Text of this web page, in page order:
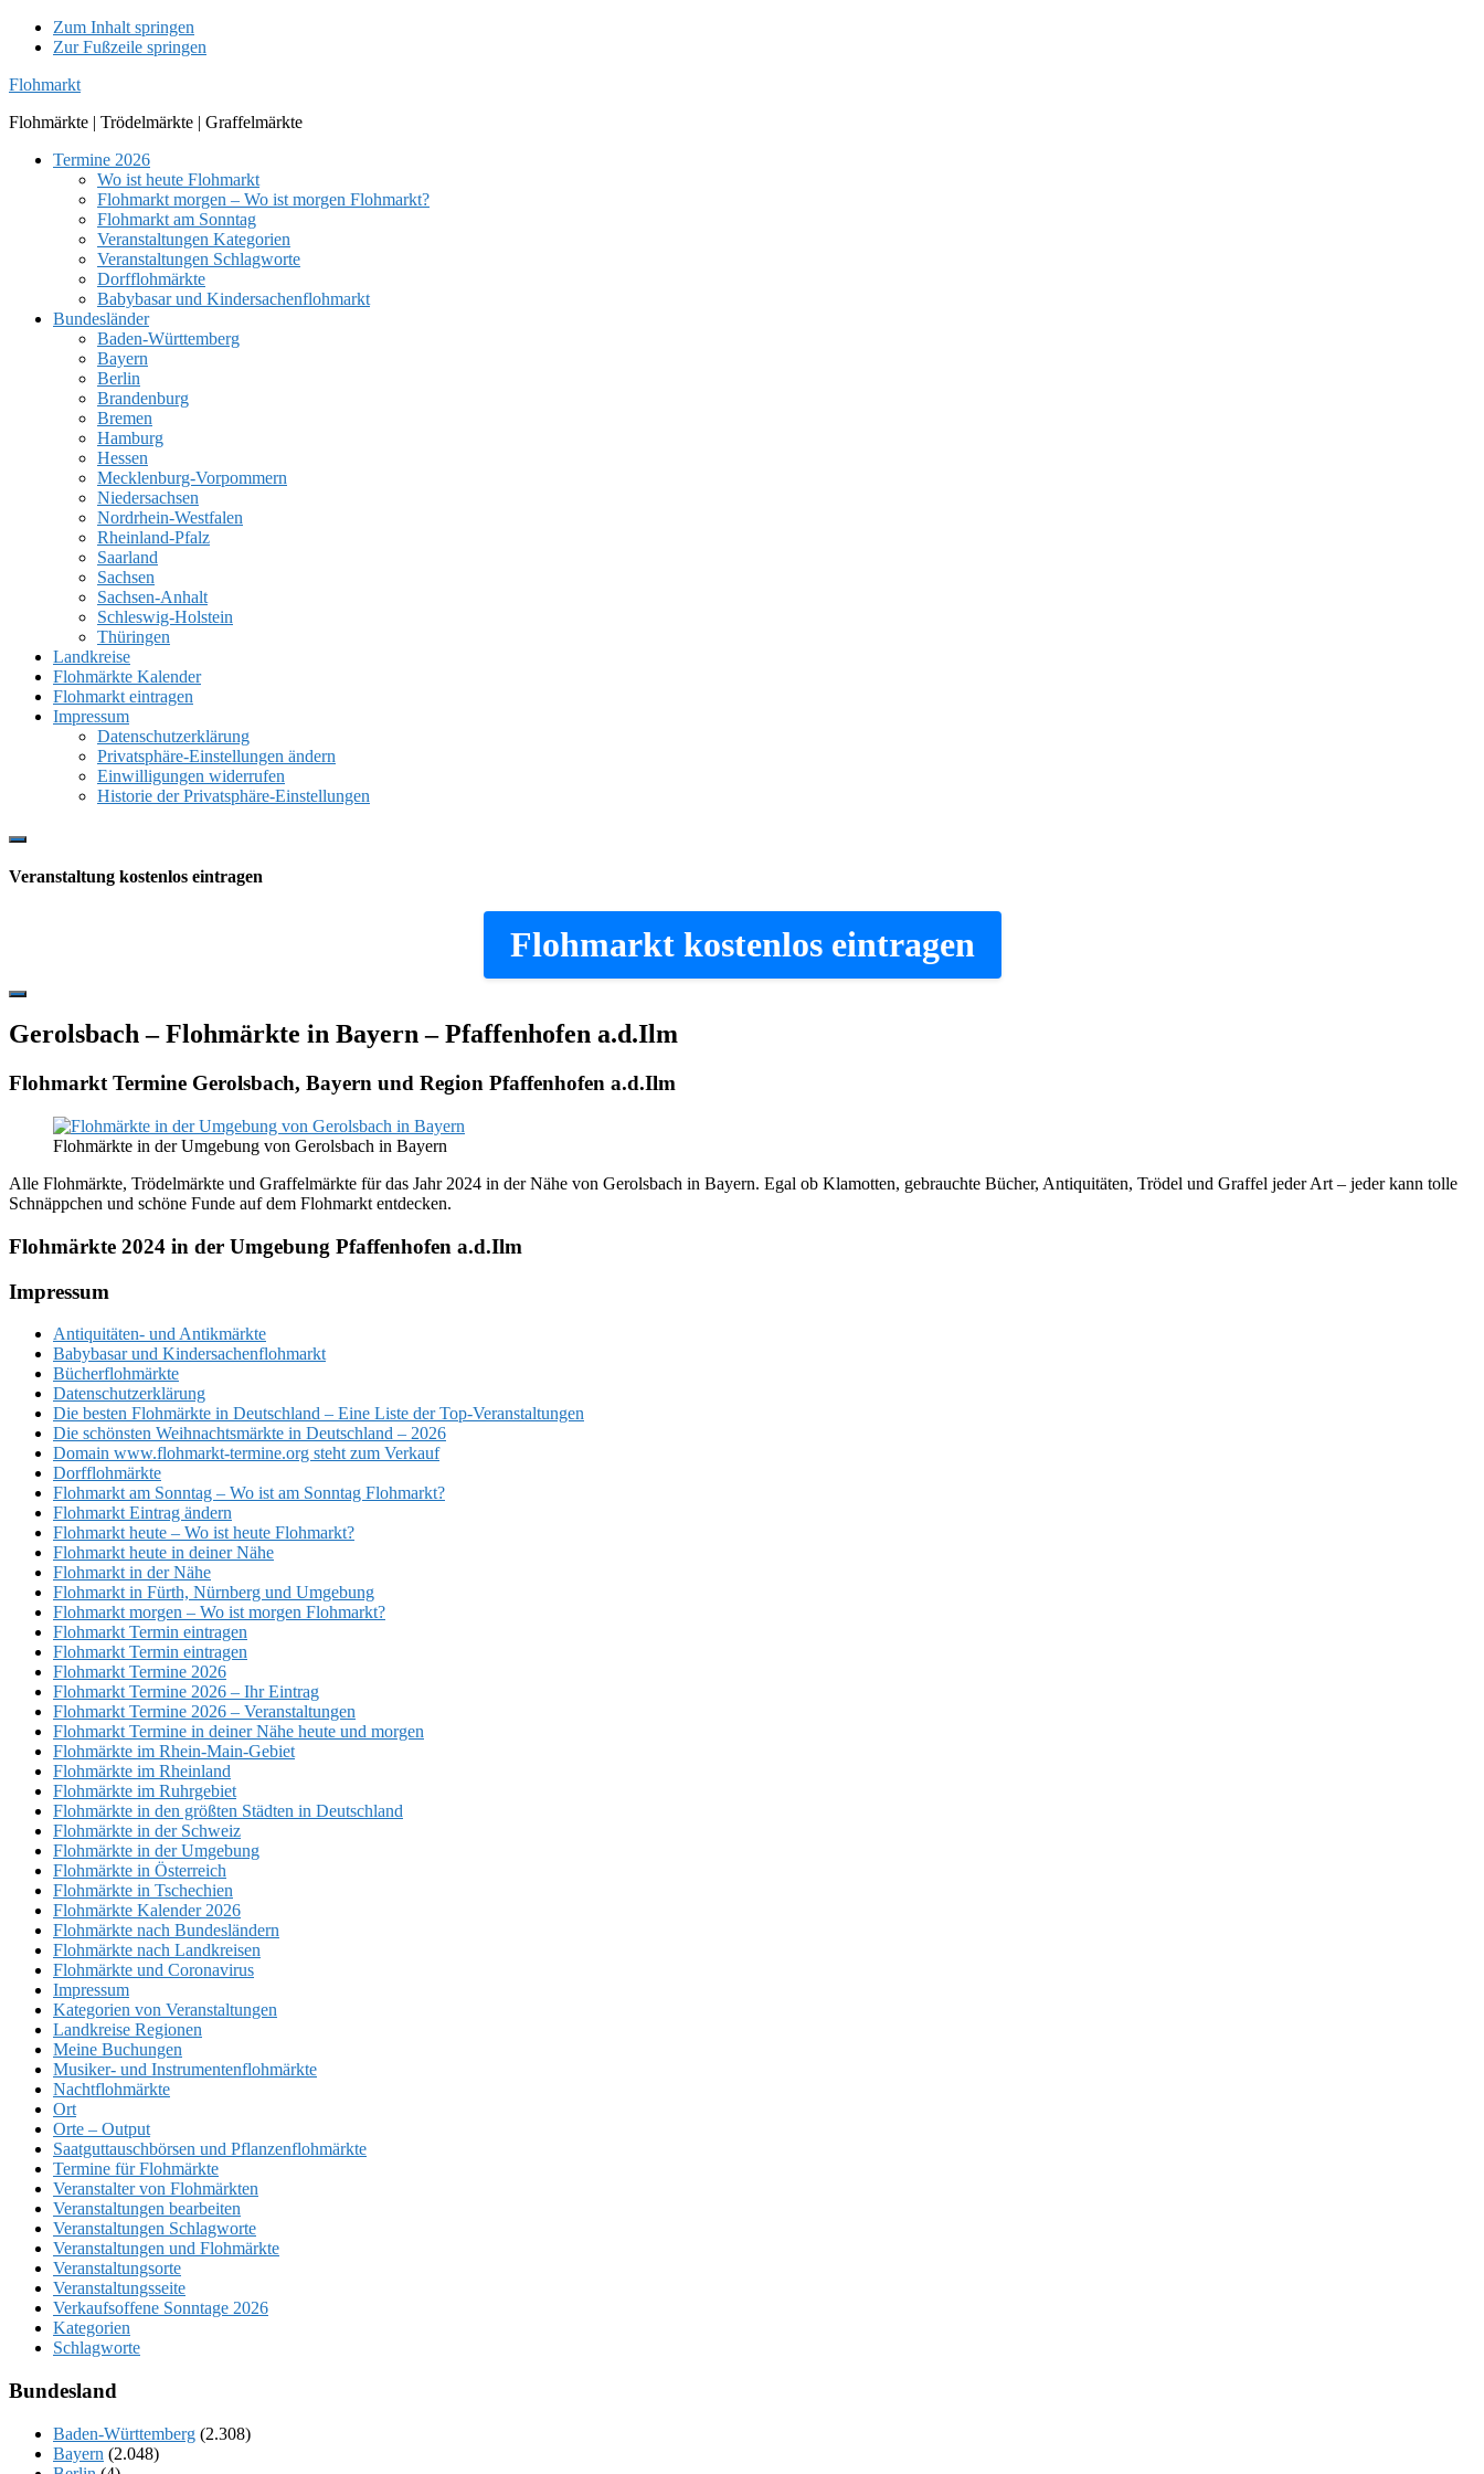
Zum Inhalt springen
Zur Fußzeile springen
Flohmarkt
Flohmärkte | Trödelmärkte | Graffelmärkte
Termine 2026
Wo ist heute Flohmarkt
Flohmarkt morgen – Wo ist morgen Flohmarkt?
Flohmarkt am Sonntag
Veranstaltungen Kategorien
Veranstaltungen Schlagworte
Dorfflohmärkte
Babybasar und Kindersachenflohmarkt
Bundesländer
Baden-Württemberg
Bayern
Berlin
Brandenburg
Bremen
Hamburg
Hessen
Mecklenburg-Vorpommern
Niedersachsen
Nordrhein-Westfalen
Rheinland-Pfalz
Saarland
Sachsen
Sachsen-Anhalt
Schleswig-Holstein
Thüringen
Landkreise
Flohmärkte Kalender
Flohmarkt eintragen
Impressum
Datenschutzerklärung
Privatsphäre-Einstellungen ändern
Einwilligungen widerrufen
Historie der Privatsphäre-Einstellungen
Show
Content
Veranstaltung kostenlos eintragen
Flohmarkt kostenlos eintragen
Hide
Content
Gerolsbach – Flohmärkte in Bayern – Pfaffenhofen a.d.Ilm
Flohmarkt Termine Gerolsbach, Bayern und Region Pfaffenhofen a.d.Ilm
Flohmärkte in der Umgebung von Gerolsbach in Bayern
Alle Flohmärkte, Trödelmärkte und Graffelmärkte für das Jahr 2024 in der Nähe von Gerolsbach in Bayern. Egal ob Klamotten, gebrauchte Bücher, Antiquitäten, Trödel und Graffel jeder Art – jeder kann tolle
Schnäppchen und schöne Funde auf dem Flohmarkt entdecken.
Flohmärkte 2024 in der Umgebung Pfaffenhofen a.d.Ilm
Footer
Impressum
Antiquitäten- und Antikmärkte
Babybasar und Kindersachenflohmarkt
Bücherflohmärkte
Datenschutzerklärung
Die besten Flohmärkte in Deutschland – Eine Liste der Top-Veranstaltungen
Die schönsten Weihnachtsmärkte in Deutschland – 2026
Domain www.flohmarkt-termine.org steht zum Verkauf
Dorfflohmärkte
Flohmarkt am Sonntag – Wo ist am Sonntag Flohmarkt?
Flohmarkt Eintrag ändern
Flohmarkt heute – Wo ist heute Flohmarkt?
Flohmarkt heute in deiner Nähe
Flohmarkt in der Nähe
Flohmarkt in Fürth, Nürnberg und Umgebung
Flohmarkt morgen – Wo ist morgen Flohmarkt?
Flohmarkt Termin eintragen
Flohmarkt Termin eintragen
Flohmarkt Termine 2026
Flohmarkt Termine 2026 – Ihr Eintrag
Flohmarkt Termine 2026 – Veranstaltungen
Flohmarkt Termine in deiner Nähe heute und morgen
Flohmärkte im Rhein-Main-Gebiet
Flohmärkte im Rheinland
Flohmärkte im Ruhrgebiet
Flohmärkte in den größten Städten in Deutschland
Flohmärkte in der Schweiz
Flohmärkte in der Umgebung
Flohmärkte in Österreich
Flohmärkte in Tschechien
Flohmärkte Kalender 2026
Flohmärkte nach Bundesländern
Flohmärkte nach Landkreisen
Flohmärkte und Coronavirus
Impressum
Kategorien von Veranstaltungen
Landkreise Regionen
Meine Buchungen
Musiker- und Instrumentenflohmärkte
Nachtflohmärkte
Ort
Orte – Output
Saatguttauschbörsen und Pflanzenflohmärkte
Termine für Flohmärkte
Veranstalter von Flohmärkten
Veranstaltungen bearbeiten
Veranstaltungen Schlagworte
Veranstaltungen und Flohmärkte
Veranstaltungsorte
Veranstaltungsseite
Verkaufsoffene Sonntage 2026
Kategorien
Schlagworte
Bundesland
Baden-Württemberg (2.308)
Bayern (2.048)